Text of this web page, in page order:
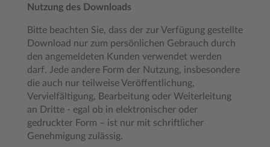
Nutzung des Downloads
Bitte beachten Sie, dass der zur Verfügung gestellte
Download nur zum persönlichen Gebrauch durch
den angemeldeten Kunden verwendet werden
darf. Jede andere Form der Nutzung, insbesondere
die auch nur teilweise Veröffentlichung,
Vervielfältigung, Bearbeitung oder Weiterleitung
an Dritte - egal ob in elektronischer oder
gedruckter Form – ist nur mit schriftlicher
Genehmigung zulässig.